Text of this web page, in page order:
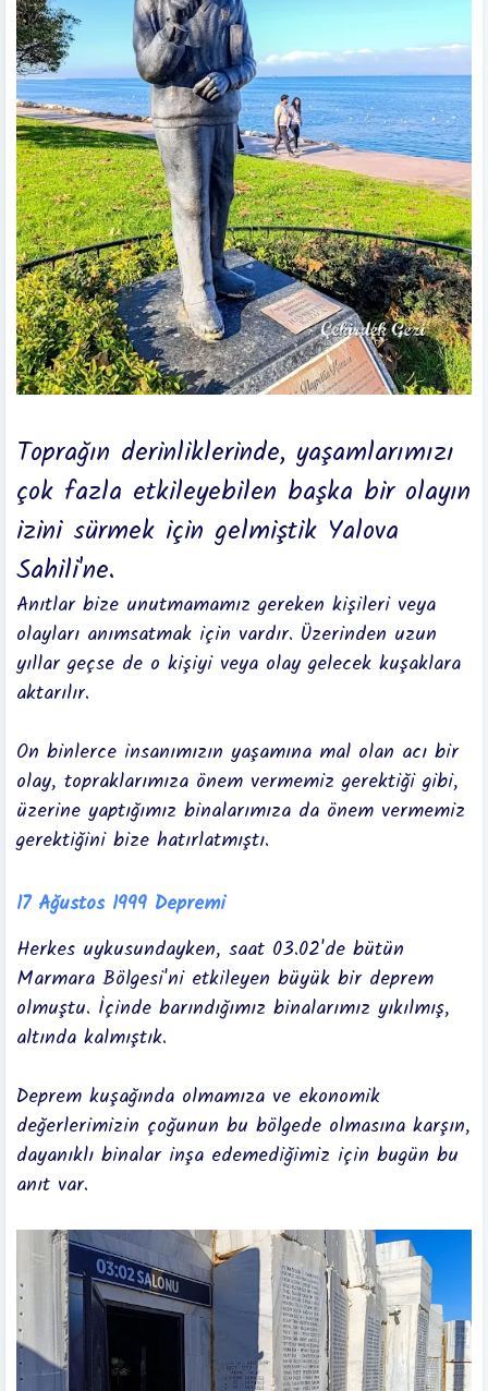
Toprağın derinliklerinde, yaşamlarımızı
çok fazla etkileyebilen başka bir olayın
izini sürmek için gelmiştik Yalova
Sahili'ne.
Anıtlar bize unutmamamız gereken kişileri veya
olayları anımsatmak için vardır. Üzerinden uzun
yıllar geçse de o kişiyi veya olay gelecek kuşaklara
aktarılır.
On binlerce insanımızın yaşamına mal olan acı bir
olay, topraklarımıza önem vermemiz gerektiği gibi,
üzerine yaptığımız binalarımıza da önem vermemiz
gerektiğini bize hatırlatmıştı.
17 Ağustos 1999 Depremi
Herkes uykusundayken, saat 03.02'de bütün
Marmara Bölgesi'ni etkileyen büyük bir deprem
olmuştu. İçinde barındığımız binalarımız yıkılmış,
altında kalmıştık.
Deprem kuşağında olmamıza ve ekonomik
değerlerimizin çoğunun bu bölgede olmasına karşın,
dayanıklı binalar inşa edemediğimiz için bugün bu
anıt var.